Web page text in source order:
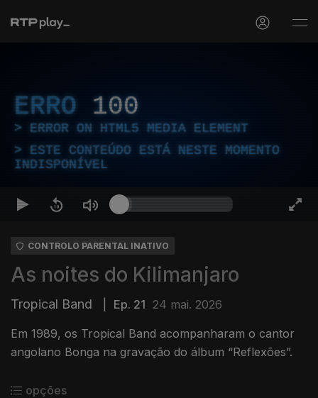
ERRO 100
ERROR ON HTML5 MEDIA ELEMENT
ESTE CONTEÚDO ESTÁ NESTE MOMENTO
INDISPONÍVEL
CONTROLO PARENTAL INATIVO
As noites do Kilimanjaro
Tropical Band Ep. 21 24 mai. 2026
Em 1989, os Tropical Band acompanharam o cantor
angolano Bonga na gravação do álbum “Reflexões”.
opções